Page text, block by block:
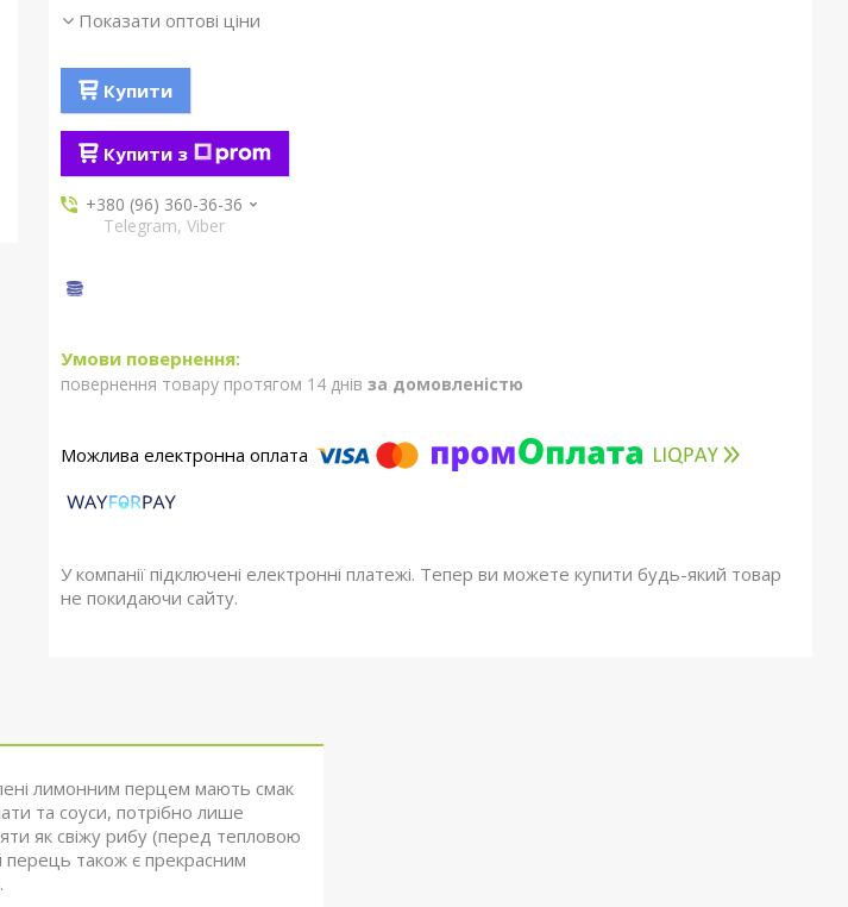
Показати оптові ціни
Купити
Купити з
+380 (96) 360-36-36
Telegram, Viber
повернення товару протягом 14 днів за домовленістю
У компанії підключені електронні платежі. Тепер ви можете купити будь-який товар
не покидаючи сайту.
лимонним перцем мають смак
та соуси, потрібно лише
як свіжу рибу (перед тепловою
перець також є прекрасним